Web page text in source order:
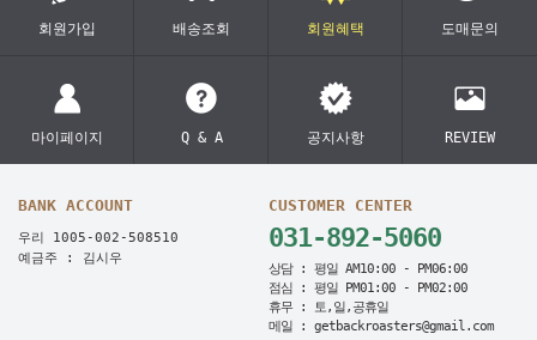
회원가입 배송조회 회원혜택 도매문의
마이페이지 Q & A 공지사항 REVIEW
BANK ACCOUNT
우리 1005-002-508510
예금주 : 김시우
CUSTOMER CENTER
031-892-5060
상담 : 평일 AM10:00 - PM06:00
점심 : 평일 PM01:00 - PM02:00
휴무 : 토,일,공휴일
메일 : getbackroasters@gmail.com